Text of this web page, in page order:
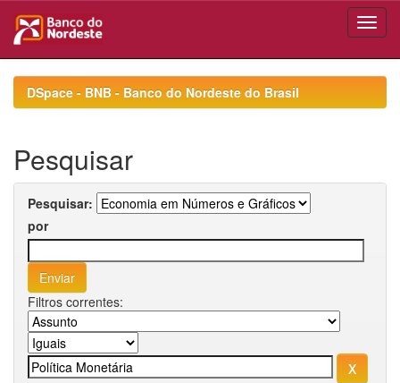
navigationDSpace - BNB - Banco do Nordeste do Brasil
Pesquisar
Pesquisar:
por
Filtros correntes: